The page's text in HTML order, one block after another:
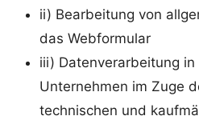
ii) Bearbeitung von
das Webformular
iii) Datenverarbeitung
Unternehmen im Zuge
technischen und